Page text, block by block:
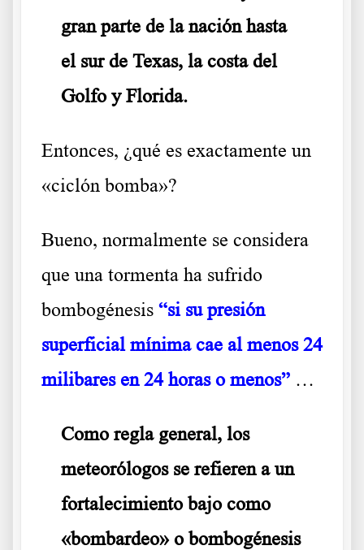
gran parte de la nación hasta
el sur de Texas, la costa del
Golfo y Florida.
Entonces, ¿qué es exactamente un
«ciclón bomba»?
Bueno, normalmente se considera
que una tormenta ha sufrido
bombogénesis “si su presión
superficial mínima cae al menos 24
milibares en 24 horas o menos” …
Como regla general, los
meteorólogos se refieren a un
fortalecimiento bajo como
«bombardeo» o bombogénesis